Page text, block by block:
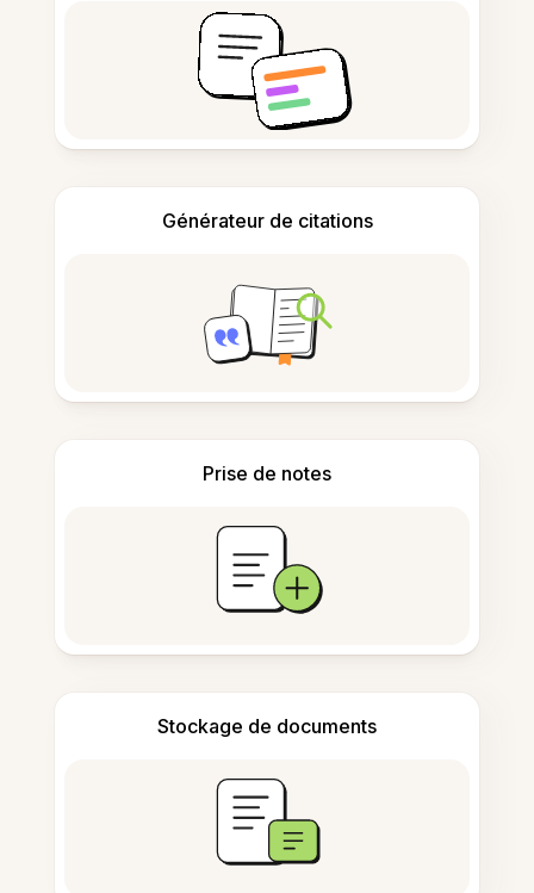
Générateur de citations
Prise de notes
Stockage de documents